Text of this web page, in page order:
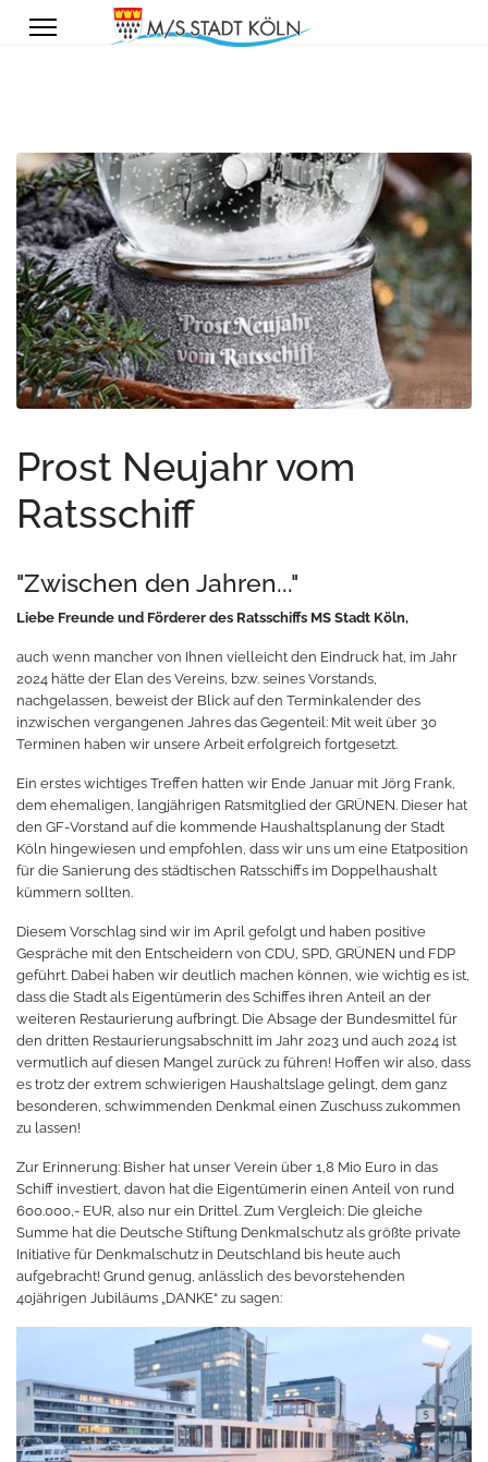
Prost Neujahr vom
Ratsschiff
"Zwischen den Jahren..."
Liebe Freunde und Förderer des Ratsschiffs MS Stadt Köln,
auch wenn mancher von Ihnen vielleicht den Eindruck hat, im Jahr
2024 hätte der Elan des Vereins, bzw. seines Vorstands,
nachgelassen, beweist der Blick auf den Terminkalender des
inzwischen vergangenen Jahres das Gegenteil: Mit weit über 30
Terminen haben wir unsere Arbeit erfolgreich fortgesetzt.
Ein erstes wichtiges Treffen hatten wir Ende Januar mit Jörg Frank,
dem ehemaligen, langjährigen Ratsmitglied der GRÜNEN. Dieser hat
den GF-Vorstand auf die kommende Haushaltsplanung der Stadt
Köln hingewiesen und empfohlen, dass wir uns um eine Etatposition
für die Sanierung des städtischen Ratsschiffs im Doppelhaushalt
kümmern sollten.
Diesem Vorschlag sind wir im April gefolgt und haben positive
Gespräche mit den Entscheidern von CDU, SPD, GRÜNEN und FDP
geführt. Dabei haben wir deutlich machen können, wie wichtig es ist,
dass die Stadt als Eigentümerin des Schiffes ihren Anteil an der
weiteren Restaurierung aufbringt. Die Absage der Bundesmittel für
den dritten Restaurierungsabschnitt im Jahr 2023 und auch 2024 ist
vermutlich auf diesen Mangel zurück zu führen! Hoffen wir also, dass
es trotz der extrem schwierigen Haushaltslage gelingt, dem ganz
besonderen, schwimmenden Denkmal einen Zuschuss zukommen
zu lassen!
Zur Erinnerung: Bisher hat unser Verein über 1,8 Mio Euro in das
Schiff investiert, davon hat die Eigentümerin einen Anteil von rund
600.000,- EUR, also nur ein Drittel. Zum Vergleich: Die gleiche
Summe hat die Deutsche Stiftung Denkmalschutz als größte private
Initiative für Denkmalschutz in Deutschland bis heute auch
aufgebracht! Grund genug, anlässlich des bevorstehenden
40jährigen Jubiläums „DANKE“ zu sagen: